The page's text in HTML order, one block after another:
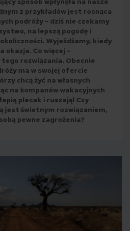
z przykładów jest rosnąca
podróży – dziś nie czekamy
na lepszą pogodę i
Wyjeżdżamy, kiedy
okazja. Co więcej –
rozwiązania. Obecnie
ma w swojej ofercie
chcą żyć na własnych
na kompanów wakacyjnych
plecak i ruszają! Czy
jest świetnym rozwiązaniem,
pewne zagrożenia?